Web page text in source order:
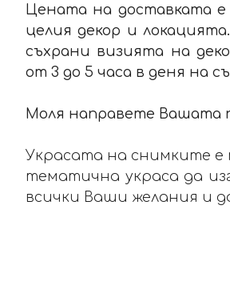
Цената на доставката
целия декор и
съхрани визията на
от 3 до 5 часа в деня на
Моля направете Вашата
Украсата на снимките
тематична украса да
всички Ваши желания и